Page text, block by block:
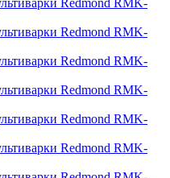
Redmond RMK-
Redmond RMK-
Redmond RMK-
Redmond RMK-
Redmond RMK-
Redmond RMK-